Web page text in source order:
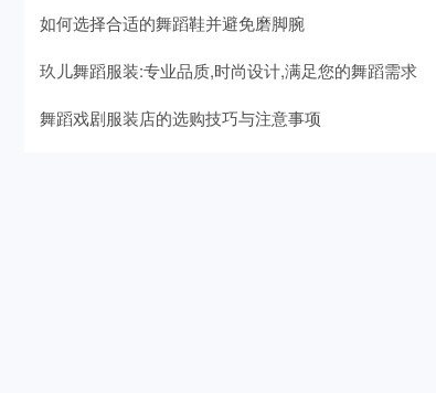
如何选择合适的舞蹈鞋并避免磨脚腕
玖儿舞蹈服装:专业品质,时尚设计,满足您的舞蹈需求
舞蹈戏剧服装店的选购技巧与注意事项